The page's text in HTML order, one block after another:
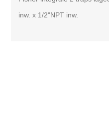
inw. x 1/2"NPT inw.